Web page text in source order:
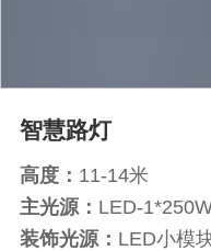
智慧路灯
高度： 11-14米
主光源： LED-
装饰光源： LED小模